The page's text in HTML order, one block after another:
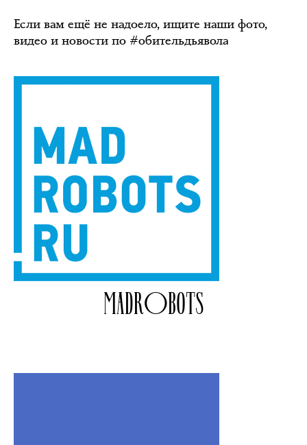
Если вам ещё не надоело, ищите наши фото,
видео и новости по #обительдьявола
MADROBOTS